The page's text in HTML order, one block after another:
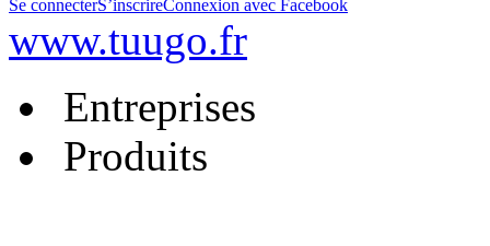
Se connecterS’inscrireConnexion avec Facebook
www.tuugo.fr
Entreprises
Produits